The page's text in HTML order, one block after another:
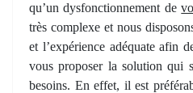
qu’un dysfonctionnement de
très complexe et nous
et l’expérience adéquate afin
vous proposer la solution qui
besoins. En effet, il est